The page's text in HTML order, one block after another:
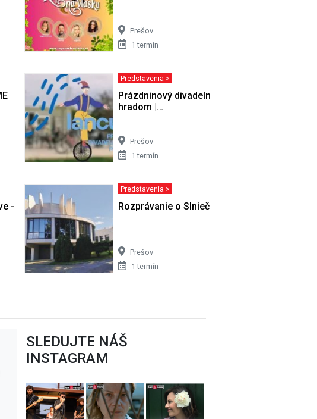
Prešov
1 termín
Predstavenia >
Prázdninový divadelný festival pod
hradom |…
Prešov
1 termín
- Centrum
Predstavenia >
Rozprávanie o Slniečku
Prešov
1 termín
SLEDUJTE NÁŠ
INSTAGRAM